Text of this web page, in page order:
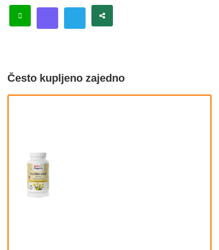
Često kupljeno zajedno